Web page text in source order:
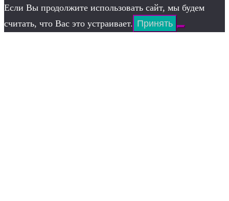
Если Вы продолжите использовать сайт, мы будем
считать, что Вас это устраивает. Принять